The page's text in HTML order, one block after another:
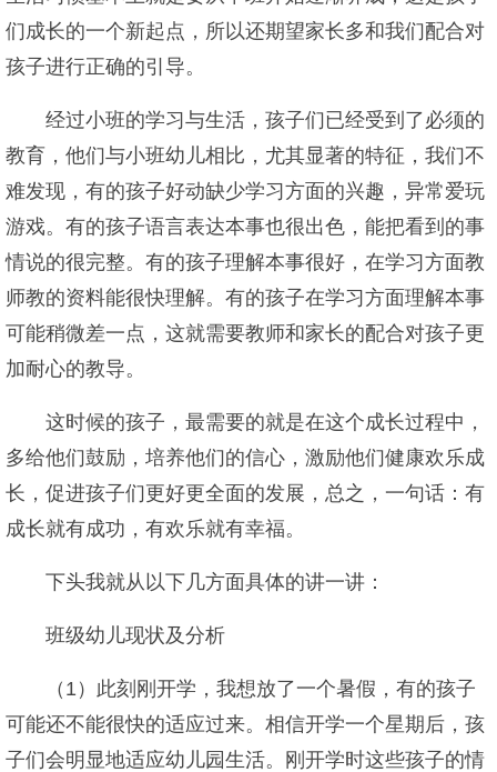
们成长的一个新起点，所以还期望家长多和我们配合对
孩子进行正确的引导。
经过小班的学习与生活，孩子们已经受到了必须的
教育，他们与小班幼儿相比，尤其显著的特征，我们不
难发现，有的孩子好动缺少学习方面的兴趣，异常爱玩
游戏。有的孩子语言表达本事也很出色，能把看到的事
情说的很完整。有的孩子理解本事很好，在学习方面教
师教的资料能很快理解。有的孩子在学习方面理解本事
可能稍微差一点，这就需要教师和家长的配合对孩子更
加耐心的教导。
这时候的孩子，最需要的就是在这个成长过程中，
多给他们鼓励，培养他们的信心，激励他们健康欢乐成
长，促进孩子们更好更全面的发展，总之，一句话：有
成长就有成功，有欢乐就有幸福。
下头我就从以下几方面具体的讲一讲：
班级幼儿现状及分析
（1）此刻刚开学，我想放了一个暑假，有的孩子
可能还不能很快的适应过来。相信开学一个星期后，孩
子们会明显地适应幼儿园生活。刚开学时这些孩子的情